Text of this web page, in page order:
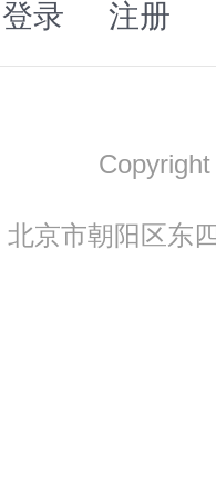
登录 注册
北京市朝阳区东